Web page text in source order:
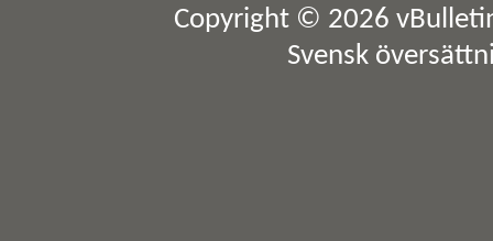
Copyright © 2026
Svensk